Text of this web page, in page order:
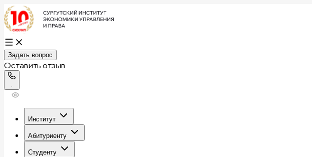
Задать вопрос
Оставить отзыв
Институт
Абитуриенту
Студенту